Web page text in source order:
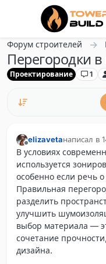
Перейти к содержанию
Форум строителей
Перегородки в
Проектирование 1
elizavetaнаписал в
В условиях
используется
особенно если речь
Правильная
разделить
улучшить
выбор материала —
сочетание
дизайна.